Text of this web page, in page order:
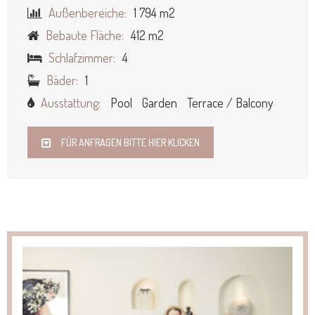
Außenbereiche: 1 794 m2
Bebaute Fläche: 412 m2
Schlafzimmer: 4
Bäder: 1
Ausstattung:
Pool Garden Terrace / Balcony
FÜR ANFRAGEN BITTE HIER KLICKEN